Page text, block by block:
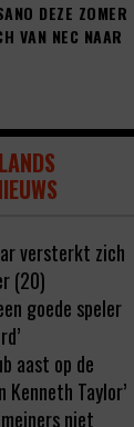
DEZE ZOMER
VAN NEC NAAR
versterkt zich
(20)
goede speler
aast op de
Kenneth Taylor’
niet